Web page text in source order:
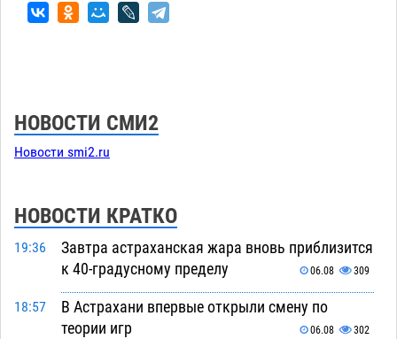
НОВОСТИ СМИ2
Новости smi2.ru
НОВОСТИ КРАТКО
19:36
Завтра астраханская жара вновь приблизится
к 40-градусному пределу
06.08 309
18:57
В Астрахани впервые открыли смену по
теории игр
06.08 302